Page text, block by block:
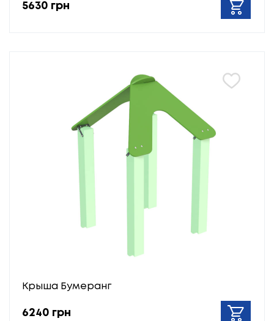
5630 грн
Крыша Бумеранг
6240 грн